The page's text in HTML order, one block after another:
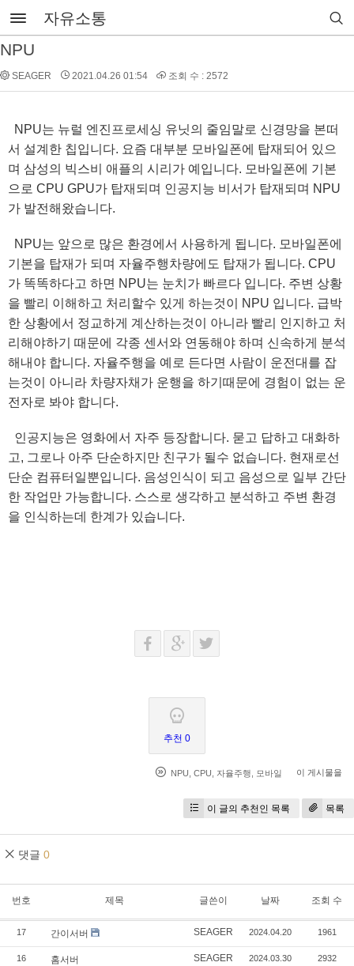
자유소통
NPU
SEAGER 2021.04.26 01:54 조회 수 : 2572
NPU는 뉴럴 엔진프로세싱 유닛의 줄임말로 신경망을 본떠
서 설계한 칩입니다. 요즘 대부분 모바일폰에 탑재되어 있으
며 삼성의 빅스비 애플의 시리가 예입니다. 모바일폰에 기본
으로 CPU GPU가 탑재되며 인공지능 비서가 탑재되며 NPU
가 발전해왔습니다.
NPU는 앞으로 많은 환경에서 사용하게 됩니다. 모바일폰에
기본을 탑재가 되며 자율주행차량에도 탑재가 됩니다. CPU
가 똑똑하다고 하면 NPU는 눈치가 빠르다 입니다. 주변 상황
을 빨리 이해하고 처리할수 있게 하는것이 NPU 입니다. 급박
한 상황에서 정교하게 계산하는것이 아니라 빨리 인지하고 처
리해야하기 때문에 각종 센서와 연동해야 하며 신속하게 분석
해내야 합니다. 자율주행을 예로 든다면 사람이 운전대를 잡
는것이 아니라 차량자채가 운행을 하기때문에 경험이 없는 운
전자로 봐야 합니다.
인공지능은 영화에서 자주 등장합니다. 묻고 답하고 대화하
고, 그로나 아주 단순하지만 친구가 될수 없습니다. 현재로선
단순 컴퓨터일뿐입니다. 음성인식이 되고 음성으로 일부 간단
한 작업만 가능합니다. 스스로 생각하고 분석하고 주변 환경
을 인식하는데 한계가 있습니다.
추천 0
NPU CPU 자율주행 모바일 이 게시물을
이 글의 추천인 목록 목록
댓글 0
번호 제목 글쓴이 날짜 조회 수
17 간이서버 SEAGER 2024.04.20 1961
16 홈서버 SEAGER 2024.03.30 2932